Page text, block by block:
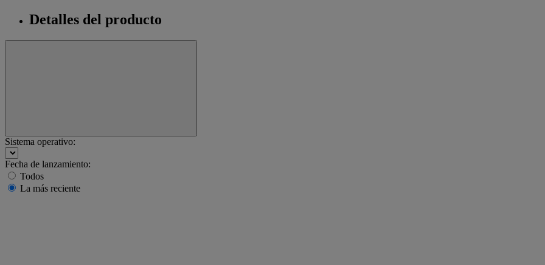
Detalles del producto
Sistema operativo:
Fecha de lanzamiento:
Todos
La más reciente